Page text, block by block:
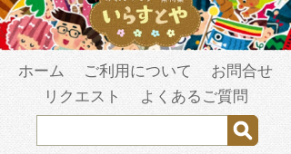
ホーム ご利用について
お問合せ
リクエスト
よくあるご質問